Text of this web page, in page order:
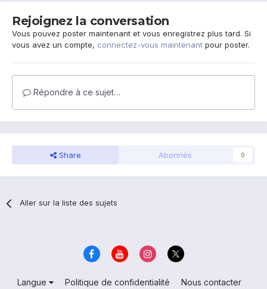
Rejoignez la conversation
Vous pouvez poster maintenant et vous enregistrez plus tard. Si
vous avez un compte, connectez-vous maintenant pour poster.
Répondre à ce sujet…
Share Abonnés 0
Aller sur la liste des sujets
Langue Politique de confidentialité Nous contacter